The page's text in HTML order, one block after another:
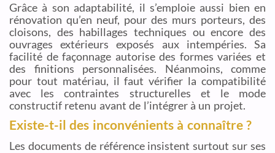
Grâce à son adaptabilité, il s’emploie aussi bien en
rénovation qu’en neuf, pour des murs porteurs, des
cloisons, des habillages techniques ou encore des
ouvrages extérieurs exposés aux intempéries. Sa
facilité de façonnage autorise des formes variées et
des finitions personnalisées. Néanmoins, comme
pour tout matériau, il faut vérifier la compatibilité
avec les contraintes structurelles et le mode
constructif retenu avant de l’intégrer à un projet.
Existe-t-il des inconvénients à connaître ?
Les documents de référence insistent surtout sur ses